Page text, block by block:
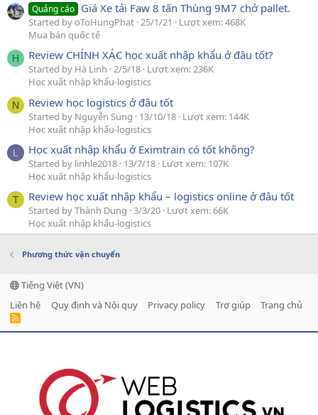
Quảng cáo Giá Xe tải Faw 8 tấn Thùng 9M7 chở pallet.
Started by oToHungPhat 25/1/21
Lượt xem: 468K
Mua bán quốc tế
H Review CHÍNH XÁC học xuất nhập khẩu ở đâu tốt?
Started by Hà Linh 2/5/18 Lượt xem: 236K
Học xuất nhập khẩu-logistics
N Review học logistics ở đâu tốt
Started by Nguyễn Sung 13/10/18 Lượt xem: 144K
Học xuất nhập khẩu-logistics
L Học xuất nhập khẩu ở Eximtrain có tốt không?
Started by linhle2018 13/7/18 Lượt xem: 107K
Học xuất nhập khẩu-logistics
T Review học xuất nhập khẩu – logistics online ở đâu tốt
Started by Thành Dung 3/3/20 Lượt xem: 66K
Học xuất nhập khẩu-logistics
Phương thức vận chuyển
Tiếng Việt (VN)
Liên hệ
Quy định và Nội quy Privacy policy Trợ giúp Trang chủ
R